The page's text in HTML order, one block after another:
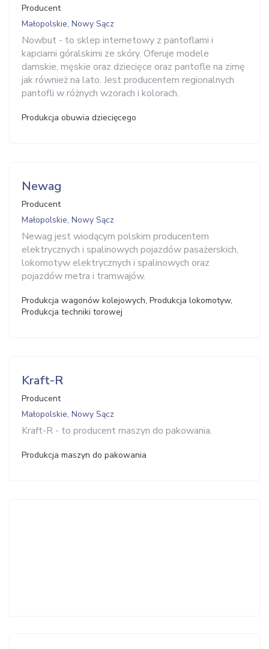
Producent
Małopolskie, Nowy Sącz
Nowbut - to sklep internetowy z pantoflami i
kapciami góralskimi ze skóry. Oferuje modele
damskie, męskie oraz dziecięce oraz pantofle na zimę
jak również na lato. Jest producentem regionalnych
pantofli w różnych wzorach i kolorach.
Produkcja obuwia dziecięcego
Newag
Producent
Małopolskie, Nowy Sącz
Newag jest wiodącym polskim producentem
elektrycznych i spalinowych pojazdów pasażerskich,
lokomotyw elektrycznych i spalinowych oraz
pojazdów metra i tramwajów.
Produkcja wagonów kolejowych, Produkcja lokomotyw,
Produkcja techniki torowej
Kraft-R
Producent
Małopolskie, Nowy Sącz
Kraft-R - to producent maszyn do pakowania.
Produkcja maszyn do pakowania